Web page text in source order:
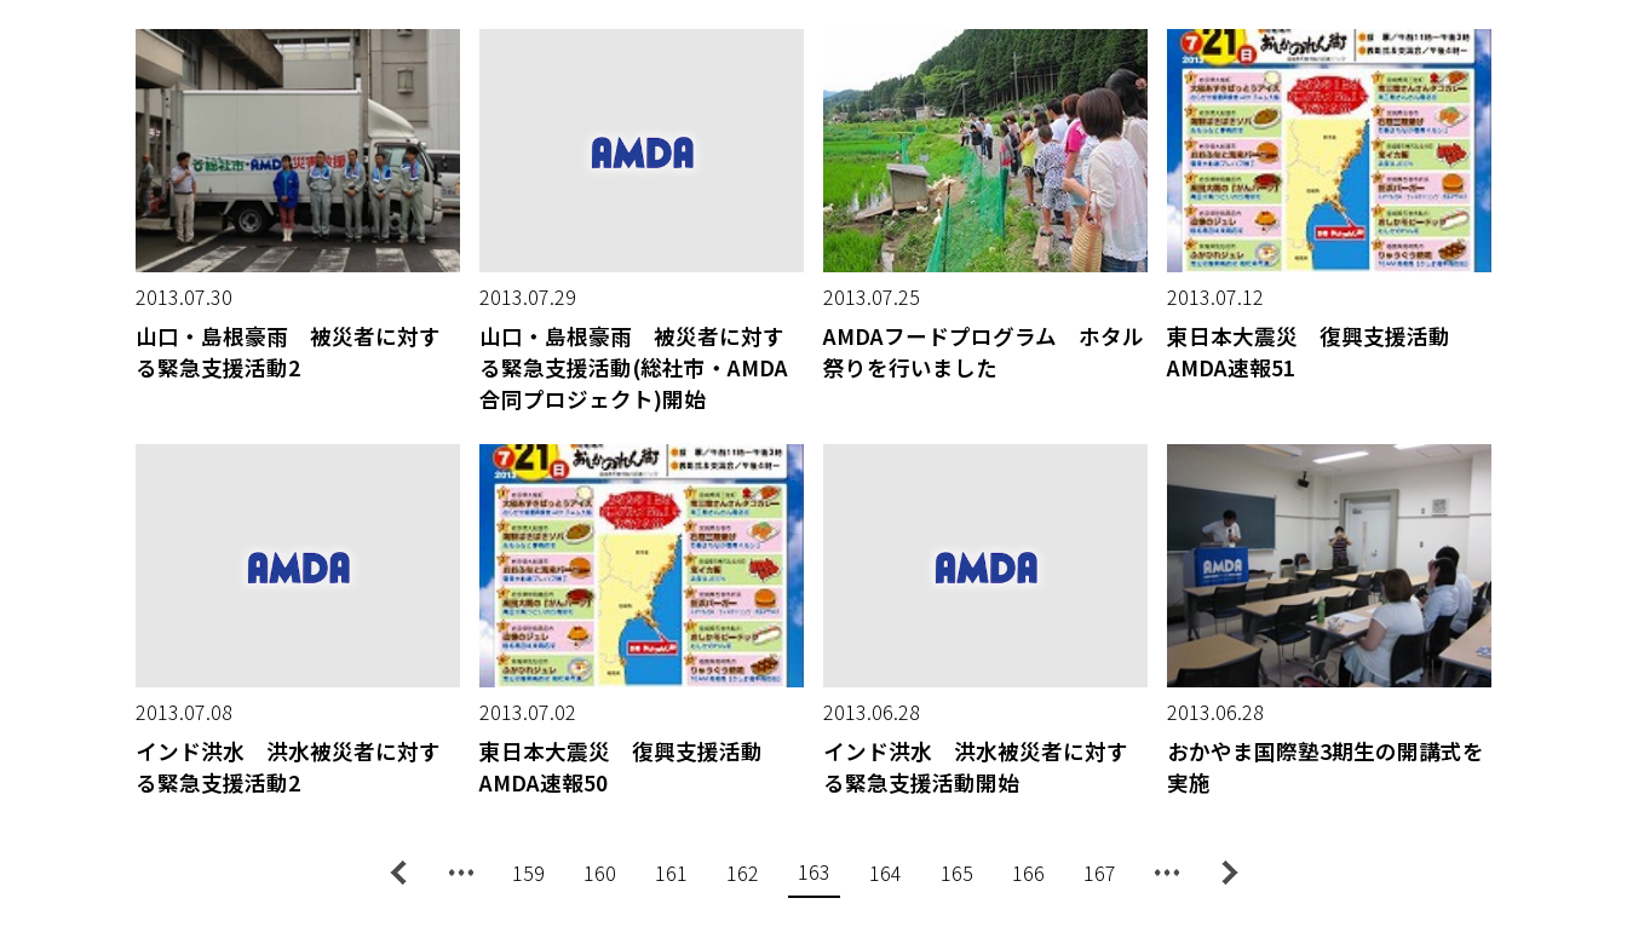
2013.07.30
山口・島根豪雨 被災者に対す
る緊急支援活動2
2013.07.29
山口・島根豪雨 被災者に対す
る緊急支援活動(総社市・AMDA
合同プロジェクト)開始
2013.07.25
AMDAフードプログラム ホタル
祭りを行いました
2013.07.12
東日本大震災 復興支援活動
AMDA速報51
2013.07.08
インド洪水 洪水被災者に対す
る緊急支援活動2
2013.07.02
東日本大震災 復興支援活動
AMDA速報50
2013.06.28
インド洪水 洪水被災者に対す
る緊急支援活動開始
2013.06.28
おかやま国際塾3期生の開講式を
実施
159 160 161 162 163 164 165 166 167